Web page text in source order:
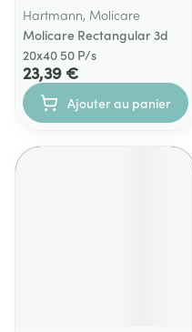
Hartmann, Molicare
Molicare Rectangular 3d
20x40 50 P/s
23,39 €
Ajouter au panier